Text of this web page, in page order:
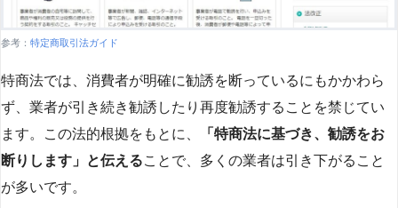
参考： 特定商取引法ガイド
特商法では、消費者が明確に勧誘を断っているにもかかわら
ず、業者が引き続き勧誘したり再度勧誘することを禁じてい
ます。この法的根拠をもとに、
「特商法に基づき、勧誘をお
断りします」と伝えることで、多くの業者は引き下がること
が多いです​​。